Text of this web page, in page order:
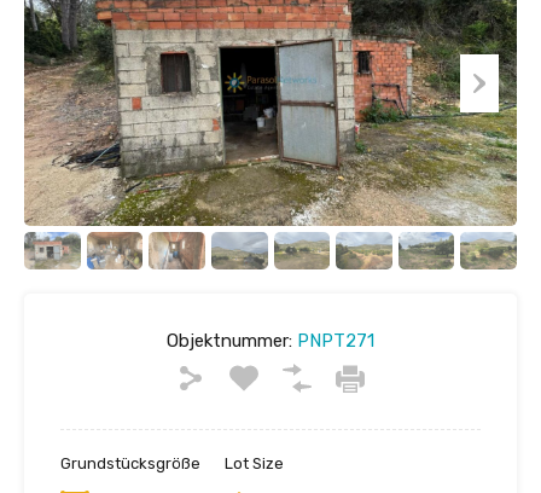
Objektnummer: PNPT271
Grundstücksgröße Lot Size